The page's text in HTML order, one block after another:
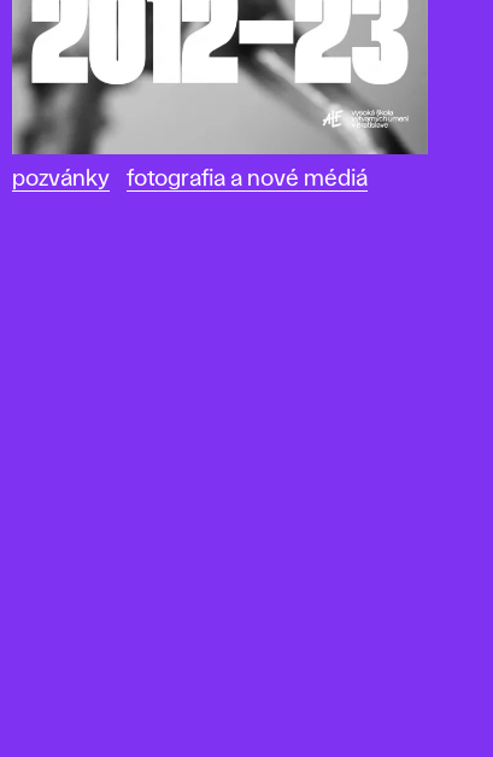
pozvánky fotografia a nové médiá